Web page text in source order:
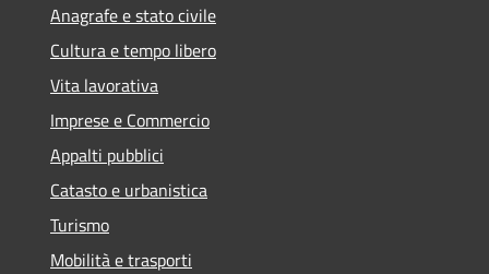
Anagrafe e stato civile
Cultura e tempo libero
Vita lavorativa
Imprese e Commercio
Appalti pubblici
Catasto e urbanistica
Turismo
Mobilità e trasporti